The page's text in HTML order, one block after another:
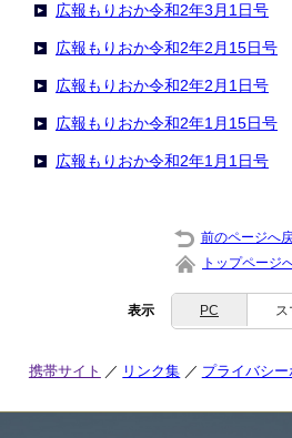
広報もりおか令和2年3月1日号
広報もりおか令和2年2月15日号
広報もりおか令和2年2月1日号
広報もりおか令和2年1月15日号
広報もりおか令和2年1月1日号
前のページへ
トップページ
表示 PC
携帯サイト リンク集 プライバシ